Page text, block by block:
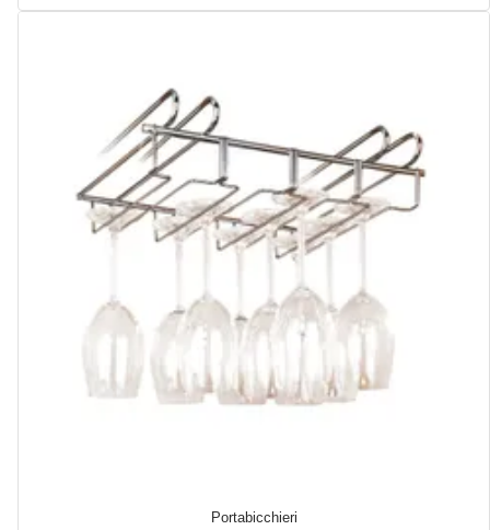
Portabicchieri